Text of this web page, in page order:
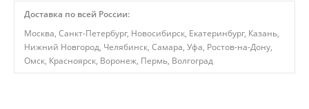
Доставка по всей России:
Москва, Санкт-Петербург, Новосибирск, Екатеринбург, Казань,
Нижний Новгород, Челябинск, Самара, Уфа, Ростов-на-Дону,
Омск, Красноярск, Воронеж, Пермь, Волгоград